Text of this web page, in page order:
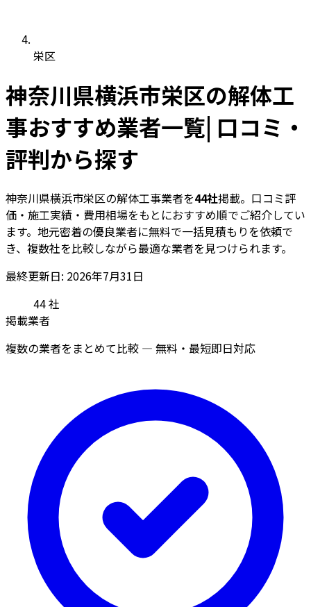
栄区
神奈川県横浜市栄区の解体工
事おすすめ業者一覧| 口コミ・
評判から探す
神奈川県横浜市栄区の解体工事業者を44社掲載。口コミ評
価・施工実績・費用相場をもとにおすすめ順でご紹介してい
ます。地元密着の優良業者に無料で一括見積もりを依頼で
き、複数社を比較しながら最適な業者を見つけられます。
最終更新日: 2026年7月31日
44社
掲載業者
複数の業者をまとめて比較 — 無料・最短即日対応